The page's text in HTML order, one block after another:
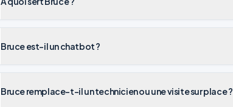
Bruce est-il un chatbot ?
Bruce remplace-t-il un technicien ou une visite sur place ?